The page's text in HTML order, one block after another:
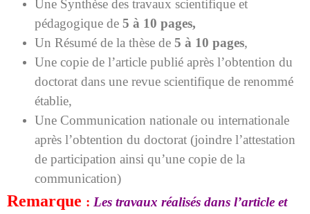
Une Synthèse des travaux scientifique et
pédagogique de 5 à 10 pages,
Un Résumé de la thèse de 5 à 10 pages,
Une copie de l’article publié après l’obtention du
doctorat dans une revue scientifique de renommé
établie,
Une Communication nationale ou internationale
après l’obtention du doctorat (joindre l’attestation
de participation ainsi qu’une copie de la
communication)
Remarque : Les travaux réalisés dans l’article et